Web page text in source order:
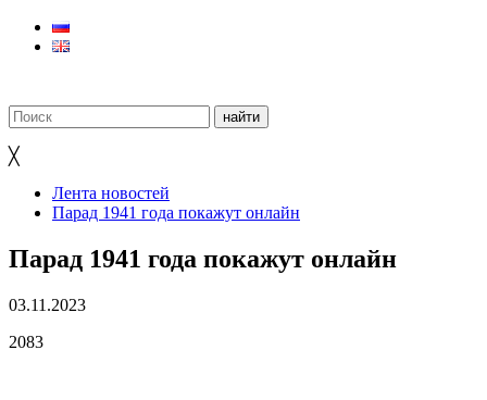
╳
Лента новостей
Парад 1941 года покажут онлайн
Парад 1941 года покажут онлайн
03.11.2023
2083